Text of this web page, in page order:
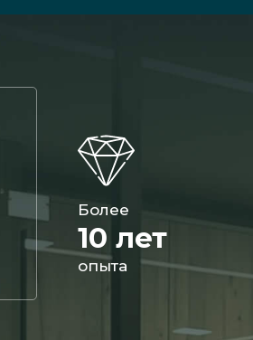
Более
10 лет
опыта